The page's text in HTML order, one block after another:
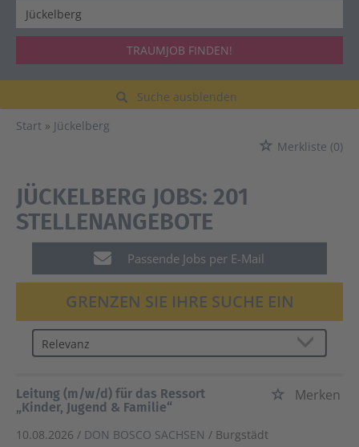
TRAUMJOB FINDEN!
Suche ausblenden
Start
Jückelberg
Merkliste (0)
JÜCKELBERG JOBS: 201
STELLENANGEBOTE
Passende Jobs per E-Mail
GRENZEN SIE IHRE SUCHE EIN
Leitung (m/w/d) für das Ressort
„Kinder, Jugend & Familie“
Merken
10.08.2026 / DON BOSCO SACHSEN / Burgstädt